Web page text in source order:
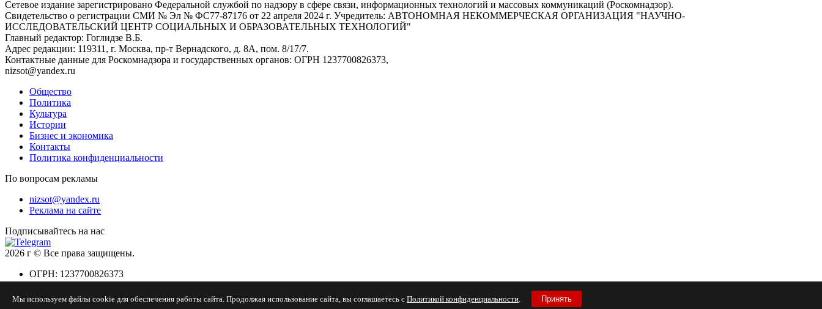
Сетевое издание зарегистрировано Федеральной службой по надзору в сфере связи, информационных технологий и массовых коммуникаций (Роскомнадзор).
Свидетельство о регистрации СМИ № Эл № ФС77-87176 от 22 апреля 2024 г. Учредитель: АВТОНОМНАЯ НЕКОММЕРЧЕСКАЯ ОРГАНИЗАЦИЯ "НАУЧНО-
ИССЛЕДОВАТЕЛЬСКИЙ ЦЕНТР СОЦИАЛЬНЫХ И ОБРАЗОВАТЕЛЬНЫХ ТЕХНОЛОГИЙ"
Главный редактор: Гоглидзе В.Б.
Адрес редакции: 119311, г. Москва, пр-т Вернадского, д. 8А, пом. 8/17/7.
Контактные данные для Роскомнадзора и государственных органов: ОГРН 1237700826373,
nizsot@yandex.ru
Общество
Политика
Культура
Истории
Бизнес и экономика
Контакты
Политика конфиденциальности
По вопросам рекламы
nizsot@yandex.ru
Реклама на сайте
Подписывайтесь на нас
2026 г © Все права защищены.
ОГРН: 1237700826373
Разработано в
Мы используем файлы cookie для обеспечения работы сайта. Продолжая использование сайта, вы соглашаетесь с Политикой конфиденциальности. Принять